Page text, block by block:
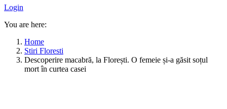
Login
You are here:
Home
Stiri Floresti
Descoperire macabră, la Florești. O femeie și-a găsit soțul
mort în curtea casei